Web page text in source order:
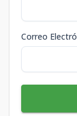
Correo